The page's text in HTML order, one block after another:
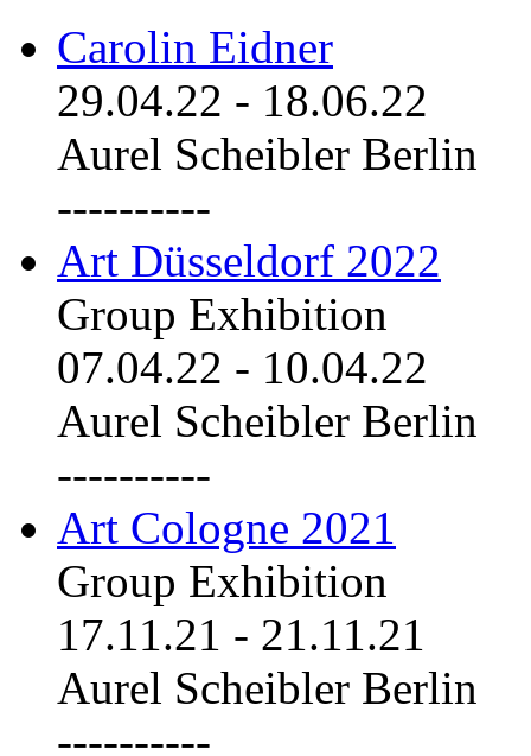
Carolin Eidner
29.04.22 - 18.06.22
Aurel Scheibler Berlin
----------
Art Düsseldorf 2022
Group Exhibition
07.04.22 - 10.04.22
Aurel Scheibler Berlin
----------
Art Cologne 2021
Group Exhibition
17.11.21 - 21.11.21
Aurel Scheibler Berlin
----------